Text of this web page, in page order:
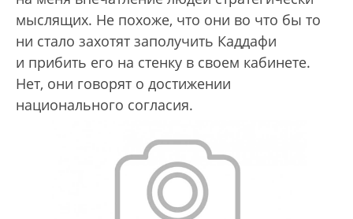
мыслящих. Не похоже, что они во что бы то
ни стало захотят заполучить Каддафи
и прибить его на стенку в своем кабинете.
Нет, они говорят о достижении
национального согласия.